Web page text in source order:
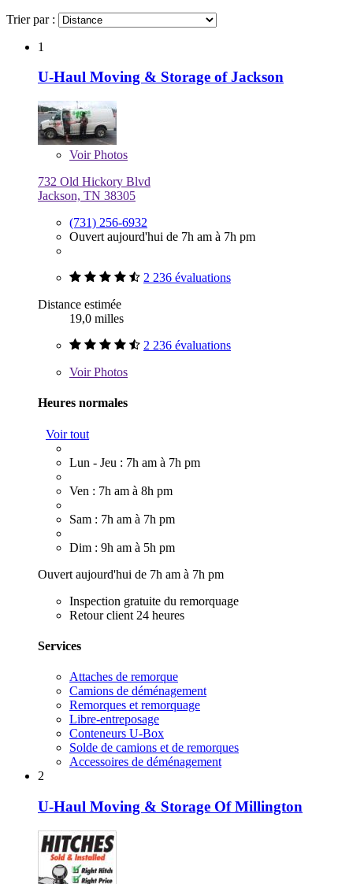
Trier par :
1
U-Haul Moving & Storage of Jackson
VoirPhotos
732 Old Hickory Blvd
Jackson, TN 38305
(731) 256-6932
Ouvert aujourd'hui de 7h am à 7h pm
2 236 évaluations
Distance estimée
19,0 milles
2 236 évaluations
VoirPhotos
Heures normales
Voir tout
Lun - Jeu : 7h am à 7h pm
Ven : 7h am à 8h pm
Sam : 7h am à 7h pm
Dim : 9h am à 5h pm
Ouvert aujourd'hui de 7h am à 7h pm
Inspection gratuite du remorquage
Retour client 24 heures
Services
Attaches de remorque
Camions de déménagement
Remorques et remorquage
Libre-entreposage
Conteneurs U-Box
Solde de camions et de remorques
Accessoires de déménagement
2
U-Haul Moving & Storage Of Millington